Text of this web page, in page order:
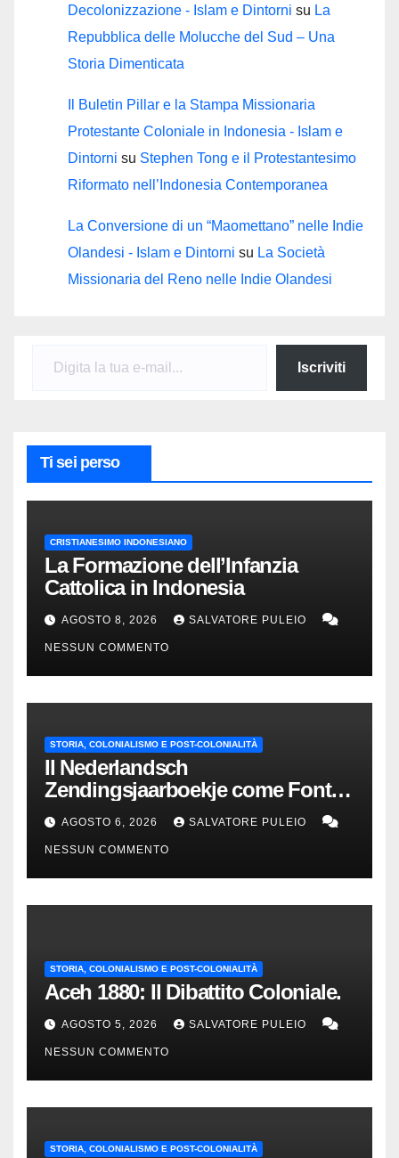
Decolonizzazione - Islam e Dintorni su La
Repubblica delle Molucche del Sud – Una
Storia Dimenticata
Il Buletin Pillar e la Stampa Missionaria
Protestante Coloniale in Indonesia - Islam e
Dintorni su Stephen Tong e il Protestantesimo
Riformato nell’Indonesia Contemporanea
La Conversione di un “Maomettano” nelle Indie
Olandesi - Islam e Dintorni su La Società
Missionaria del Reno nelle Indie Olandesi
Iscriviti
Ti sei perso
CRISTIANESIMO INDONESIANO
La Formazione dell’Infanzia
Cattolica in Indonesia
AGOSTO 8, 2026 SALVATORE PULEIO
NESSUN COMMENTO
STORIA, COLONIALISMO E POST-COLONIALITÀ
Il Nederlandsch
Zendingsjaarboekje come Fonte
Storica delle Indie Orientali
Olandesi
AGOSTO 6, 2026 SALVATORE PULEIO
NESSUN COMMENTO
STORIA, COLONIALISMO E POST-COLONIALITÀ
Aceh 1880: Il Dibattito Coloniale.
AGOSTO 5, 2026 SALVATORE PULEIO
NESSUN COMMENTO
STORIA, COLONIALISMO E POST-COLONIALITÀ